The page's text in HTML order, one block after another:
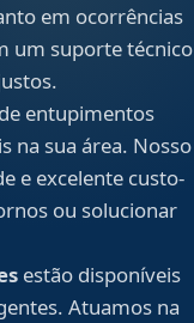
em ocorrências
um suporte técnico
entupimentos
na sua área. Nosso
e excelente custo-
ou solucionar
estão disponíveis
Atuamos na